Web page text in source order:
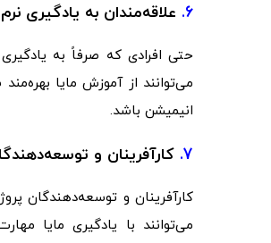
6. علاقه‌مندان به یادگیری
حتی افرادی که صرفاً به
می‌توانند از آموزش مایا
انیمیشن باشد.
7. کارآفرینان و
کارآفرینان و توسعه‌دهندگان
می‌توانند با یادگیری مایا